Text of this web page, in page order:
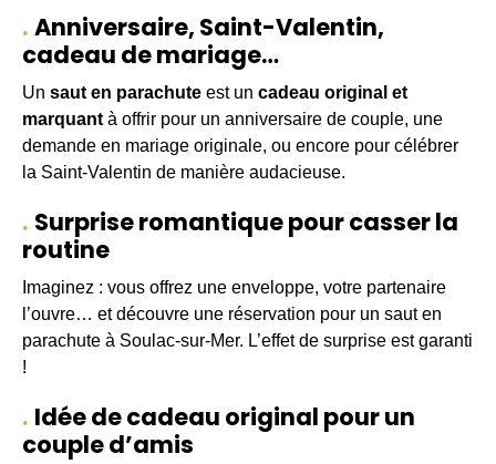
Anniversaire, Saint-Valentin,
cadeau de mariage…
Un saut en parachute est un cadeau original et
marquant à offrir pour un anniversaire de couple, une
demande en mariage originale, ou encore pour célébrer
la Saint-Valentin de manière audacieuse.
Surprise romantique pour casser la
routine
Imaginez : vous offrez une enveloppe, votre partenaire
l’ouvre… et découvre une réservation pour un saut en
parachute à Soulac-sur-Mer. L’effet de surprise est garanti
!
Idée de cadeau original pour un
couple d’amis